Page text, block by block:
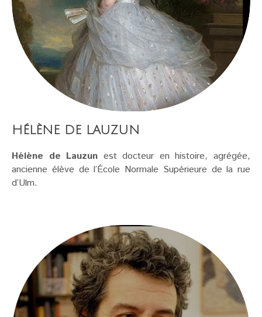
HÉLÈNE DE LAUZUN
Hélène de Lauzun est docteur en histoire, agrégée,
ancienne élève de l’École Normale Supérieure de la rue
d’Ulm.